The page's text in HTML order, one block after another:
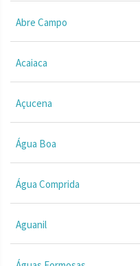
Abre Campo
Acaiaca
Açucena
Água Boa
Água Comprida
Aguanil